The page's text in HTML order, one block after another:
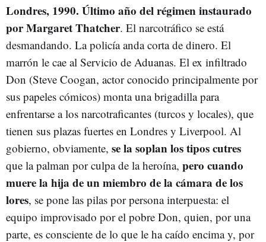
Londres, 1990. Último año del régimen instaurado
por Margaret Thatcher. El narcotráfico se está
desmandando. La policía anda corta de dinero. El
marrón le cae al Servicio de Aduanas. El ex infiltrado
Don (Steve Coogan, actor conocido principalmente por
sus papeles cómicos) monta una brigadilla para
enfrentarse a los narcotraficantes (turcos y locales), que
tienen sus plazas fuertes en Londres y Liverpool. Al
gobierno, obviamente, se la soplan los tipos cutres
que la palman por culpa de la heroína, pero cuando
muere la hija de un miembro de la cámara de los
lores, se pone las pilas por persona interpuesta: el
equipo improvisado por el pobre Don, quien, por una
parte, es consciente de lo que le ha caído encima y, por